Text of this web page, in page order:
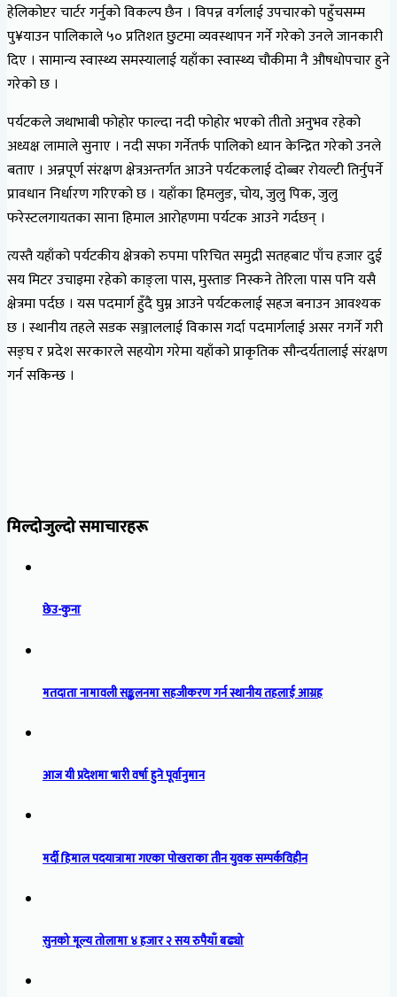
हेलिकोप्टर चार्टर गर्नुको विकल्प छैन । विपन्न वर्गलाई उपचारको पहुँचसम्म
पु¥याउन पालिकाले ५० प्रतिशत छुटमा व्यवस्थापन गर्ने गरेको उनले जानकारी
दिए । सामान्य स्वास्थ्य समस्यालाई यहाँका स्वास्थ्य चौकीमा नै औषधोपचार हुने
गरेको छ ।
पर्यटकले जथाभाबी फोहोर फाल्दा नदी फोहोर भएको तीतो अनुभव रहेको
अध्यक्ष लामाले सुनाए । नदी सफा गर्नेतर्फ पालिको ध्यान केन्द्रित गरेको उनले
बताए । अन्नपूर्ण संरक्षण क्षेत्रअन्तर्गत आउने पर्यटकलाई दोब्बर रोयल्टी तिर्नुपर्ने
प्रावधान निर्धारण गरिएको छ । यहाँका हिमलुङ, चोय, जुलु पिक, जुलु
फरेस्टलगायतका साना हिमाल आरोहणमा पर्यटक आउने गर्दछन् ।
त्यस्तै यहाँको पर्यटकीय क्षेत्रको रुपमा परिचित समुद्री सतहबाट पाँच हजार दुई
सय मिटर उचाइमा रहेको काङ्ला पास, मुस्ताङ निस्कने तेरिला पास पनि यसै
क्षेत्रमा पर्दछ । यस पदमार्ग हुँदै घुम्न आउने पर्यटकलाई सहज बनाउन आवश्यक
छ । स्थानीय तहले सडक सञ्जाललाई विकास गर्दा पदमार्गलाई असर नगर्ने गरी
सङ्घ र प्रदेश सरकारले सहयोग गरेमा यहाँको प्राकृतिक सौन्दर्यतालाई संरक्षण
गर्न सकिन्छ ।
मिल्दोजुल्दो समाचारहरू
छेउ-कुना
मतदाता नामावली सङ्कलनमा सहजीकरण गर्न स्थानीय तहलाई आग्रह
आज यी प्रदेशमा भारी वर्षा हुने पूर्वानुमान
मर्दी हिमाल पदयात्रामा गएका पोखराका तीन युवक सम्पर्कविहीन
सुनको मूल्य तोलामा ४ हजार २ सय रुपैयाँ बढ्यो